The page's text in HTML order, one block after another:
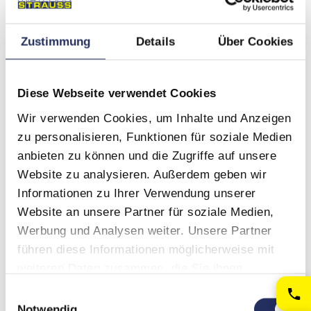
Zustimmung Details Über Cookies
Diese Webseite verwendet Cookies
Wir verwenden Cookies, um Inhalte und Anzeigen
zu personalisieren, Funktionen für soziale Medien
anbieten zu können und die Zugriffe auf unsere
Website zu analysieren. Außerdem geben wir
Informationen zu Ihrer Verwendung unserer
Website an unsere Partner für soziale Medien,
Werbung und Analysen weiter. Unsere Partner
führen diese Informationen möglicherweise mit
bereitgestellt haben oder die sie im Rahmen Ihrer
Nutzung der Dienste gesammelt haben.
VOR ORT, WO HOCHBAU ZÄHLT:
KORNWESTHEIM & DAS
SALAMANDER-AREAL.
Minuten. Damit sind wir der logische Partner